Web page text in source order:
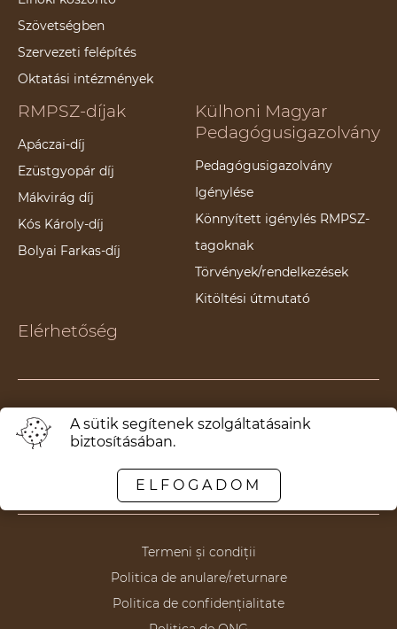
Szövetségben
Szervezeti felépítés
Oktatási intézmények
RMPSZ-díjak
Apáczai-díj
Ezüstgyopár díj
Mákvirág díj
Kós Károly-díj
Bolyai Farkas-díj
Külhoni Magyar
Pedagógusigazolvány
Pedagógusigazolvány
Igénylése
Könnyített igénylés RMPSZ-
tagoknak
Törvények/rendelkezések
Kitöltési útmutató
Elérhetőség
Támogatók
Partnereink
Hasznos linkek
Termeni și condiții
Politica de anulare/returnare
Politica de confidențialitate
A sütik segítenek szolgáltatásaink
biztosításában.
ELFOGADOM